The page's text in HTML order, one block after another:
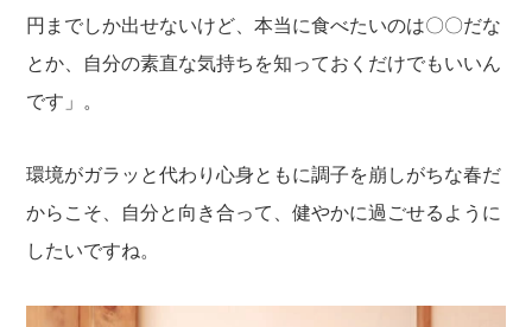
円までしか出せないけど、本当に食べたいのは〇〇だな
とか、自分の素直な気持ちを知っておくだけでもいいん
です」。
環境がガラッと代わり心身ともに調子を崩しがちな春だ
からこそ、自分と向き合って、健やかに過ごせるように
したいですね。